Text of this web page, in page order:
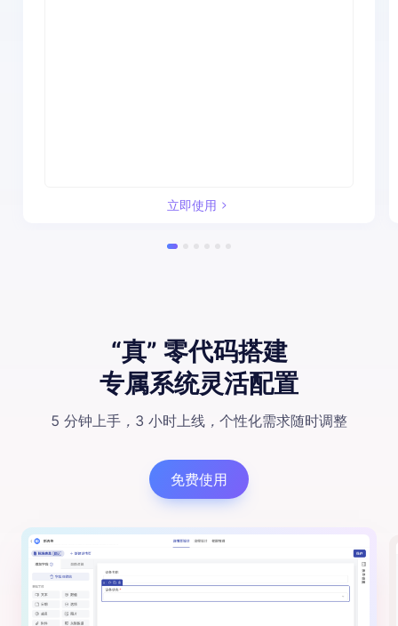
立即使用
“真” 零代码搭建
专属系统灵活配置
5 分钟上手 ， 3 小时上线 ， 个性化需求随时调整
免费使用